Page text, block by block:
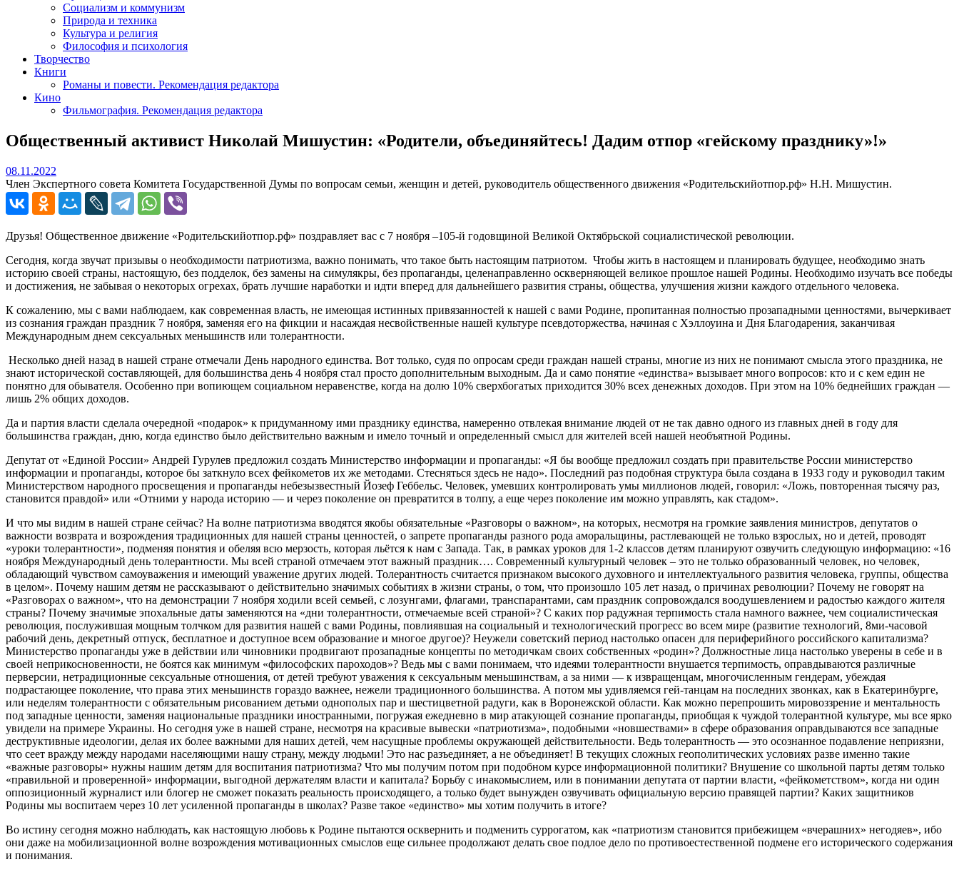
Социализм и коммунизм
Природа и техника
Культура и религия
Философия и психология
Творчество
Книги
Романы и повести. Рекомендация редактора
Кино
Фильмография. Рекомендация редактора
Общественный активист Николай Мишустин: «Родители, объединяйтесь! Дадим отпор «гейскому празднику»!»
08.11.2022
Член Экспертного совета Комитета Государственной Думы по вопросам семьи, женщин и детей, руководитель общественного движения «Родительскийотпор.рф» Н.Н. Мишустин.
Друзья! Общественное движение «Родительскийотпор.рф» поздравляет вас с 7 ноября –105-й годовщиной Великой Октябрьской социалистической революции.
Сегодня, когда звучат призывы о необходимости патриотизма, важно понимать, что такое быть настоящим патриотом. Чтобы жить в настоящем и планировать будущее, необходимо знать
историю своей страны, настоящую, без подделок, без замены на симулякры, без пропаганды, целенаправленно оскверняющей великое прошлое нашей Родины. Необходимо изучать все победы
и достижения, не забывая о некоторых огрехах, брать лучшие наработки и идти вперед для дальнейшего развития страны, общества, улучшения жизни каждого отдельного человека.
К сожалению, мы с вами наблюдаем, как современная власть, не имеющая истинных привязанностей к нашей с вами Родине, пропитанная полностью прозападными ценностями, вычеркивает
из сознания граждан праздник 7 ноября, заменяя его на фикции и насаждая несвойственные нашей культуре псевдоторжества, начиная с Хэллоуина и Дня Благодарения, заканчивая
Международным днем сексуальных меньшинств или толерантности.
Несколько дней назад в нашей стране отмечали День народного единства. Вот только, судя по опросам среди граждан нашей страны, многие из них не понимают смысла этого праздника, не
знают исторической составляющей, для большинства день 4 ноября стал просто дополнительным выходным. Да и само понятие «единства» вызывает много вопросов: кто и с кем един не
понятно для обывателя. Особенно при вопиющем социальном неравенстве, когда на долю 10% сверхбогатых приходится 30% всех денежных доходов. При этом на 10% беднейших граждан —
лишь 2% общих доходов.
Да и партия власти сделала очередной «подарок» к придуманному ими празднику единства, намеренно отвлекая внимание людей от не так давно одного из главных дней в году для
большинства граждан, дню, когда единство было действительно важным и имело точный и определенный смысл для жителей всей нашей необъятной Родины.
Депутат от «Единой России» Андрей Гурулев предложил создать Министерство информации и пропаганды: «Я бы вообще предложил создать при правительстве России министерство
информации и пропаганды, которое бы заткнуло всех фейкометов их же методами. Стесняться здесь не надо». Последний раз подобная структура была создана в 1933 году и руководил таким
Министерством народного просвещения и пропаганды небезызвестный Йозеф Геббельс. Человек, умевших контролировать умы миллионов людей, говорил: «Ложь, повторенная тысячу раз,
становится правдой» или «Отними у народа историю — и через поколение он превратится в толпу, а еще через поколение им можно управлять, как стадом».
И что мы видим в нашей стране сейчас? На волне патриотизма вводятся якобы обязательные «Разговоры о важном», на которых, несмотря на громкие заявления министров, депутатов о
важности возврата и возрождения традиционных для нашей страны ценностей, о запрете пропаганды разного рода аморальщины, растлевающей не только взрослых, но и детей, проводят
«уроки толерантности», подменяя понятия и обеляя всю мерзость, которая льётся к нам с Запада. Так, в рамках уроков для 1-2 классов детям планируют озвучить следующую информацию: «16
ноября Международный день толерантности. Мы всей страной отмечаем этот важный праздник…. Современный культурный человек – это не только образованный человек, но человек,
обладающий чувством самоуважения и имеющий уважение других людей. Толерантность считается признаком высокого духовного и интеллектуального развития человека, группы, общества
в целом». Почему нашим детям не рассказывают о действительно значимых событиях в жизни страны, о том, что произошло 105 лет назад, о причинах революции? Почему не говорят на
«Разговорах о важном», что на демонстрации 7 ноября ходили всей семьей, с лозунгами, флагами, транспарантами, сам праздник сопровождался воодушевлением и радостью каждого жителя
страны? Почему значимые эпохальные даты заменяются на «дни толерантности, отмечаемые всей страной»? С каких пор радужная терпимость стала намного важнее, чем социалистическая
революция, послужившая мощным толчком для развития нашей с вами Родины, повлиявшая на социальный и технологический прогресс во всем мире (развитие технологий, 8ми-часовой
рабочий день, декретный отпуск, бесплатное и доступное всем образование и многое другое)? Неужели советский период настолько опасен для периферийного российского капитализма?
Министерство пропаганды уже в действии или чиновники продвигают прозападные концепты по методичкам своих собственных «родин»? Должностные лица настолько уверены в себе и в
своей неприкосновенности, не боятся как минимум «философских пароходов»? Ведь мы с вами понимаем, что идеями толерантности внушается терпимость, оправдываются различные
перверсии, нетрадиционные сексуальные отношения, от детей требуют уважения к сексуальным меньшинствам, а за ними — к извращенцам, многочисленным гендерам, убеждая
подрастающее поколение, что права этих меньшинств гораздо важнее, нежели традиционного большинства. А потом мы удивляемся гей-танцам на последних звонках, как в Екатеринбурге,
или неделям толерантности с обязательным рисованием детьми однополых пар и шестицветной радуги, как в Воронежской области. Как можно перепрошить мировоззрение и ментальность
под западные ценности, заменяя национальные праздники иностранными, погружая ежедневно в мир атакующей сознание пропаганды, приобщая к чуждой толерантной культуре, мы все ярко
увидели на примере Украины. Но сегодня уже в нашей стране, несмотря на красивые вывески «патриотизма», подобными «новшествами» в сфере образования оправдываются все западные
деструктивные идеологии, делая их более важными для наших детей, чем насущные проблемы окружающей действительности. Ведь толерантность — это осознанное подавление неприязни,
что сеет вражду между народами населяющими нашу страну, между людьми! Это нас разъединяет, а не объединяет! В текущих сложных геополитических условиях разве именно такие
«важные разговоры» нужны нашим детям для воспитания патриотизма? Что мы получим потом при подобном курсе информационной политики? Внушение со школьной парты детям только
«правильной и проверенной» информации, выгодной держателям власти и капитала? Борьбу с инакомыслием, или в понимании депутата от партии власти, «фейкометством», когда ни один
оппозиционный журналист или блогер не сможет показать реальность происходящего, а только будет вынужден озвучивать официальную версию правящей партии? Каких защитников
Родины мы воспитаем через 10 лет усиленной пропаганды в школах? Разве такое «единство» мы хотим получить в итоге?
Во истину сегодня можно наблюдать, как настоящую любовь к Родине пытаются осквернить и подменить суррогатом, как «патриотизм становится прибежищем «вчерашних» негодяев», ибо
они даже на мобилизационной волне возрождения мотивационных смыслов еще сильнее продолжают делать свое подлое дело по противоестественной подмене его исторического содержания
и понимания.